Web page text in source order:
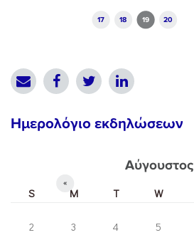
17 18 19 20
Ημερολόγιο εκδηλώσεων
Αύγουστος
«
S M T W
2
3 4 5